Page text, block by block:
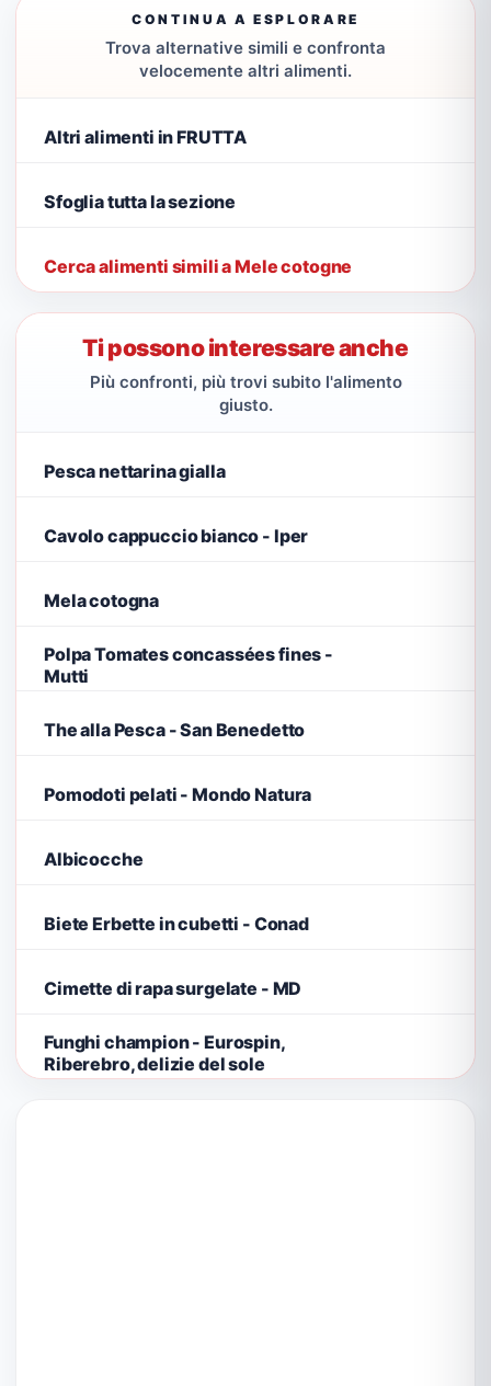
CONTINUA A ESPLORARE
Trova alternative simili e confronta
velocemente altri alimenti.
Altri alimenti in FRUTTA
Sfoglia tutta la sezione
Cerca alimenti simili a Mele cotogne
Ti possono interessare anche
Più confronti, più trovi subito l'alimento
giusto.
Pesca nettarina gialla
Cavolo cappuccio bianco - Iper
Mela cotogna
Polpa Tomates concassées fines -
Mutti
The alla Pesca - San Benedetto
Pomodoti pelati - Mondo Natura
Albicocche
Biete Erbette in cubetti - Conad
Cimette di rapa surgelate - MD
Funghi champion - Eurospin,
Riberebro, delizie del sole